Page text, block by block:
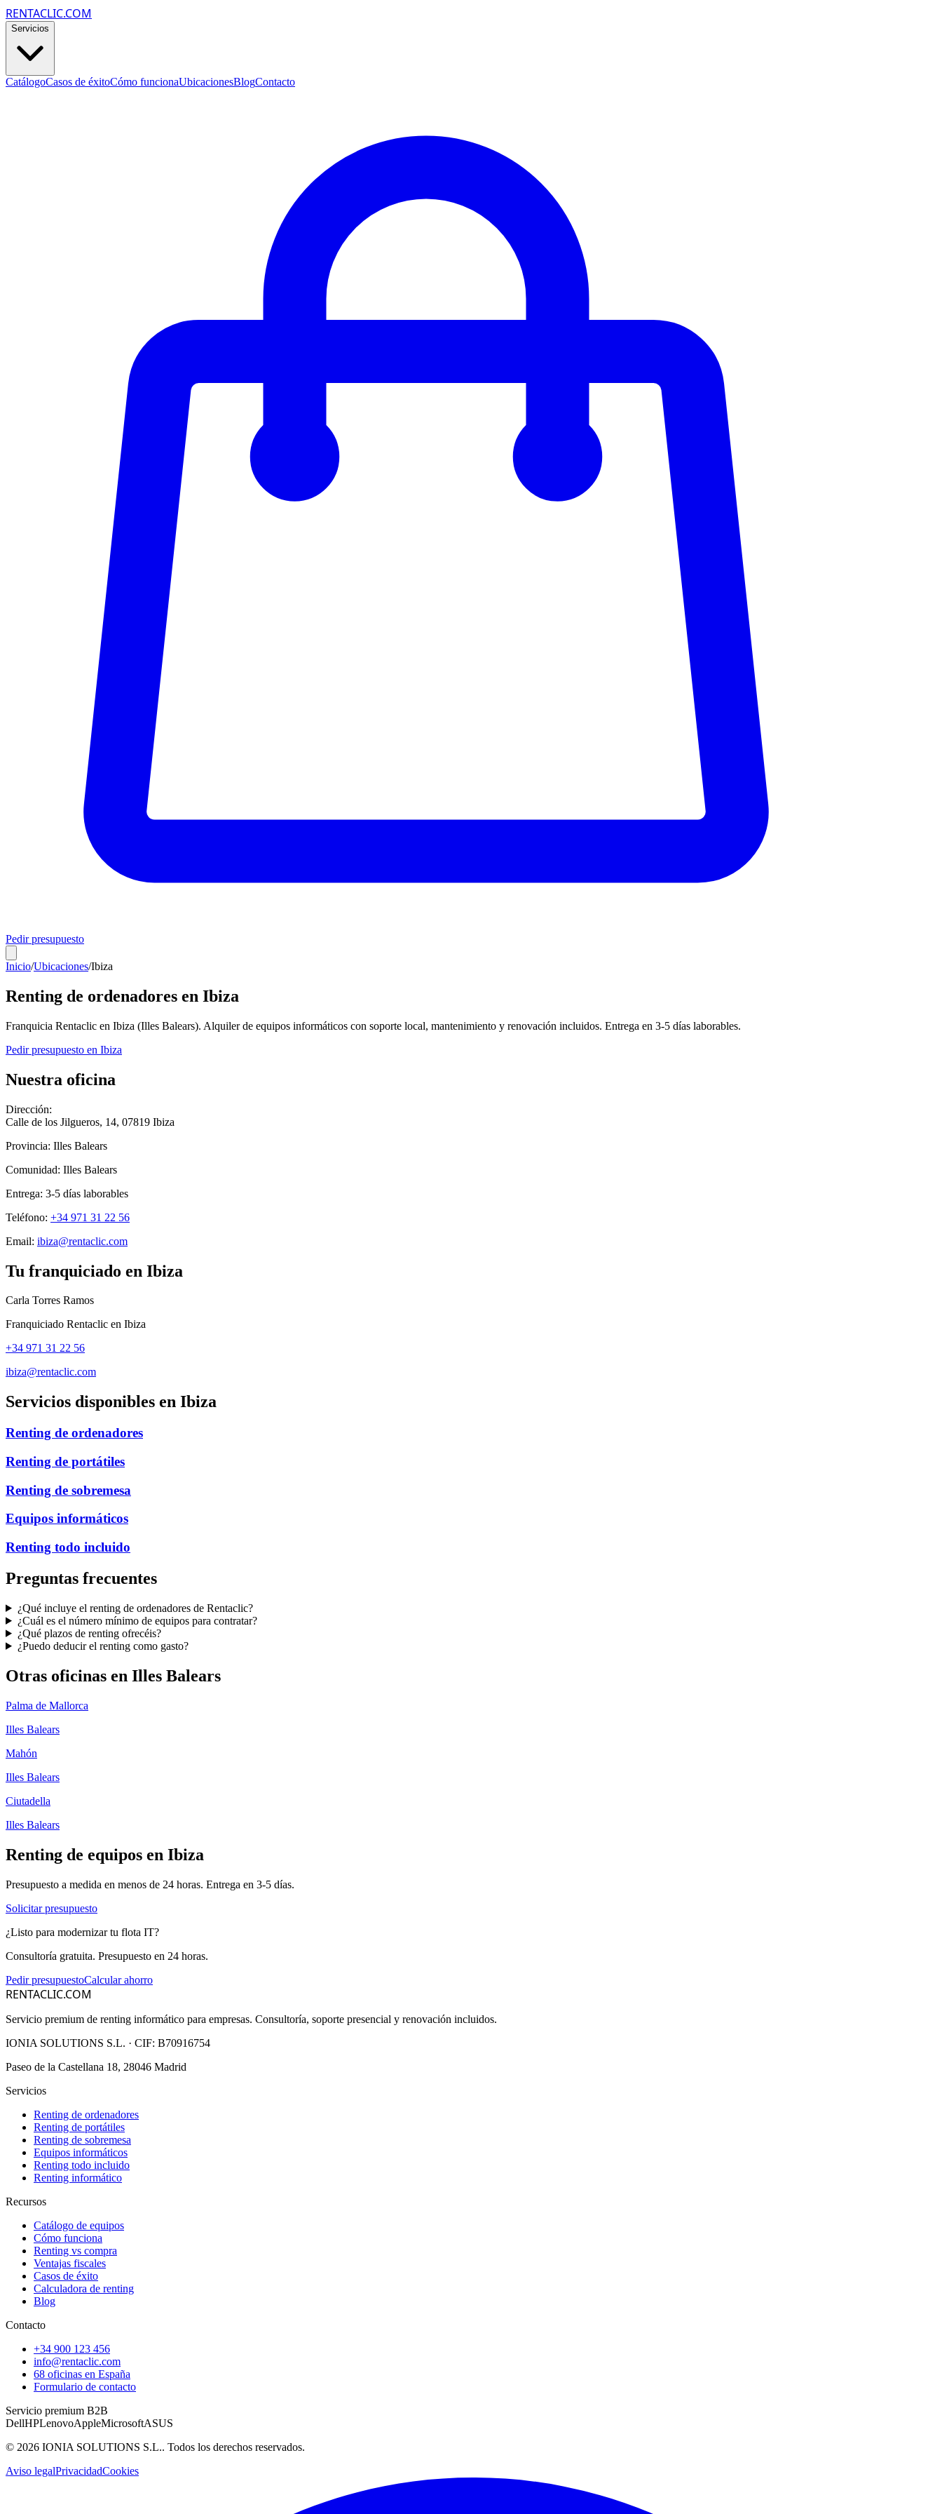
RENTACLIC.COM
Servicios
CatálogoCasos de éxitoCómo funcionaUbicacionesBlogContacto
Pedir presupuesto
Inicio/Ubicaciones/Ibiza
Renting de ordenadores en Ibiza
Franquicia Rentaclic en Ibiza (Illes Balears). Alquiler de equipos informáticos con soporte local, mantenimiento y renovación incluidos. Entrega en 3-5 días laborables.
Pedir presupuesto en Ibiza
Nuestra oficina
Dirección:
Calle de los Jilgueros, 14, 07819 Ibiza
Provincia: Illes Balears
Comunidad: Illes Balears
Entrega: 3-5 días laborables
Teléfono: +34 971 31 22 56
Email: ibiza@rentaclic.com
Tu franquiciado en Ibiza
Carla Torres Ramos
Franquiciado Rentaclic en Ibiza
+34 971 31 22 56
ibiza@rentaclic.com
Servicios disponibles en Ibiza
Renting de ordenadores
Renting de portátiles
Renting de sobremesa
Equipos informáticos
Renting todo incluido
Preguntas frecuentes
¿Qué incluye el renting de ordenadores de Rentaclic?
¿Cuál es el número mínimo de equipos para contratar?
¿Qué plazos de renting ofrecéis?
¿Puedo deducir el renting como gasto?
Otras oficinas en Illes Balears
Palma de Mallorca
Illes Balears
Mahón
Illes Balears
Ciutadella
Illes Balears
Renting de equipos en Ibiza
Presupuesto a medida en menos de 24 horas. Entrega en 3-5 días.
Solicitar presupuesto
¿Listo para modernizar tu flota IT?
Consultoría gratuita. Presupuesto en 24 horas.
Pedir presupuestoCalcular ahorro
RENTACLIC.COM
Servicio premium de renting informático para empresas. Consultoría, soporte presencial y renovación incluidos.
IONIA SOLUTIONS S.L. · CIF: B70916754
Paseo de la Castellana 18, 28046 Madrid
Servicios
Renting de ordenadores
Renting de portátiles
Renting de sobremesa
Equipos informáticos
Renting todo incluido
Renting informático
Recursos
Catálogo de equipos
Cómo funciona
Renting vs compra
Ventajas fiscales
Casos de éxito
Calculadora de renting
Blog
Contacto
+34 900 123 456
info@rentaclic.com
68 oficinas en España
Formulario de contacto
Servicio premium B2B
DellHPLenovoAppleMicrosoftASUS
© 2026 IONIA SOLUTIONS S.L.. Todos los derechos reservados.
Aviso legalPrivacidadCookies